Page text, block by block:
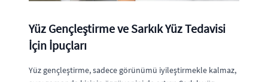
Yüz Gençleştirme ve Sarkık Yüz Tedavisi
İçin İpuçları
Yüz gençleştirme, sadece görünümü iyileştirmekle kalmaz,